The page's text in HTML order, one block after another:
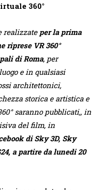
360°
realizzate per la prima
riprese VR 360°
di Roma, per
e in qualsiasi
architettonici,
storica e artistica e
saranno pubblicati,, in
del film, in
di Sky 3D, Sky
a partire da lunedi 20